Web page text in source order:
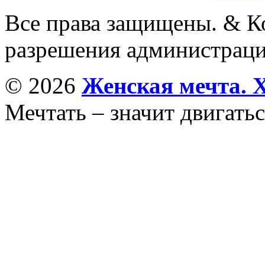
Все права защищены. &
разрешения
© 2026 Женская мечта.
Мечтать – значит